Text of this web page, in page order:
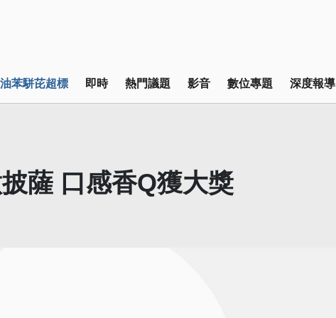
苯駢芘超標 即時 熱門議題 影音 數位專題 深度報導
薩 口感香Q獲大獎